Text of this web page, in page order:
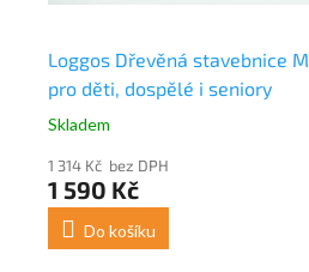
Loggos Dřevěná stavebnice
pro děti, dospělé i seniory
Skladem
1 314 Kč bez DPH
1 590 Kč
Do košíku